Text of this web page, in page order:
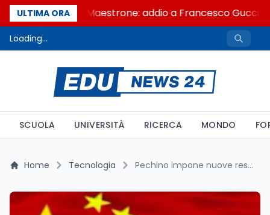
ULTIMA ORA
Se n'è andato il Maestrone: addio a Francesco
Loading...
SCUOLA UNIVERSITÀ RICERCA MONDO
Home Tecnologia Pechino impone nuove restrizioni ai chip Nvidia H20: tra tensioni diplomatiche e sicurezza nazionale